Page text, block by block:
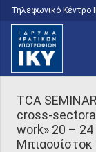
Τηλεφωνικό Κέντρο
TCA
cross-
work» 20 –